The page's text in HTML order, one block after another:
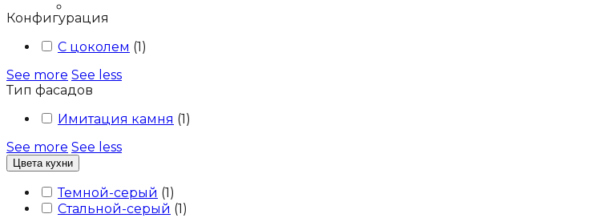
Конфигурация
С цоколем (1)
See more See less
Тип фасадов
Имитация камня (1)
See more See less
Цвета кухни
Темной-серый (1)
Стальной-серый (1)